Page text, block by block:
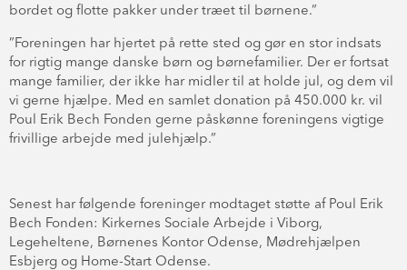
bordet og flotte pakker under træet til børnene.”
”Foreningen har hjertet på rette sted og gør en stor indsats
for rigtig mange danske børn og børnefamilier. Der er fortsat
mange familier, der ikke har midler til at holde jul, og dem vil
vi gerne hjælpe. Med en samlet donation på 450.000 kr. vil
Poul Erik Bech Fonden gerne påskønne foreningens vigtige
frivillige arbejde med julehjælp.”
Senest har følgende foreninger modtaget støtte af Poul Erik
Bech Fonden: Kirkernes Sociale Arbejde i Viborg,
Legeheltene, Børnenes Kontor Odense, Mødrehjælpen
Esbjerg og Home-Start Odense.